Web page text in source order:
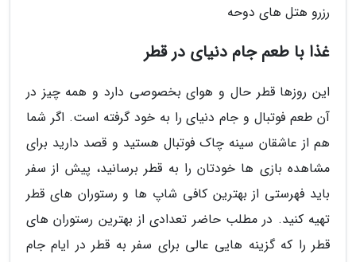
رزرو هتل های دوحه
غذا با طعم جام دنیای در قطر
این روزها قطر حال و هوای بخصوصی دارد و همه چیز در
آن طعم فوتبال و جام دنیای را به خود گرفته است. اگر شما
هم از عاشقان سینه چاک فوتبال هستید و قصد دارید برای
مشاهده بازی ها خودتان را به قطر برسانید، پیش از سفر
باید فهرستی از بهترین کافی شاپ ها و رستوران های قطر
تهیه کنید. در مطلب حاضر تعدادی از بهترین رستوران های
قطر را که گزینه هایی عالی برای سفر به قطر در ایام جام